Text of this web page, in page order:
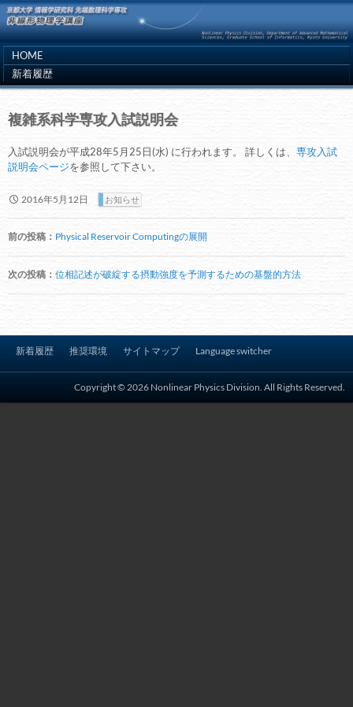
HOME
新着履歴
複雑系科学専攻入試説明会
入試説明会が平成28年5月25日(水) に行われます。 詳しくは、 専攻入試
説明会ページを参照して下さい。
2016年5月12日 お知らせ
ナ
ビ
ー
シ
ョ
前の投稿： Physical Reservoir Computingの展開
次の投稿： 位相記述が破綻する摂動強度を予測するための基盤的方法
新着履歴 推奨環境 サイトマップ Language switcher
Copyright © 2026 Nonlinear Physics Division. All Rights Reserved.